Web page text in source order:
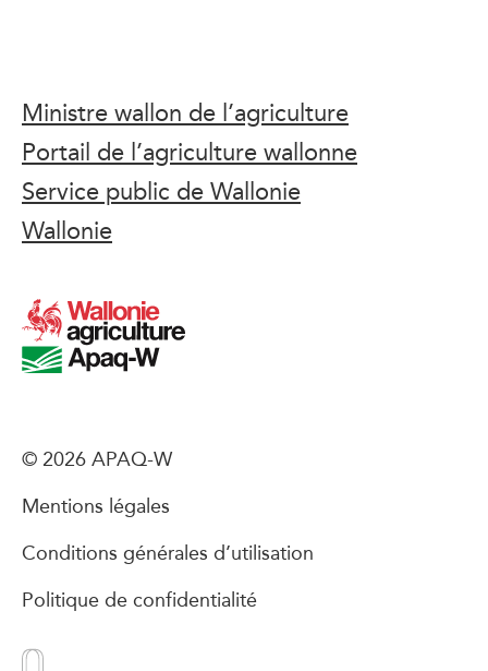
Ministre wallon de l’agriculture
Portail de l’agriculture wallonne
Service public de Wallonie
Wallonie
© 2026 APAQ-W
Mentions légales
Conditions générales d’utilisation
Politique de confidentialité